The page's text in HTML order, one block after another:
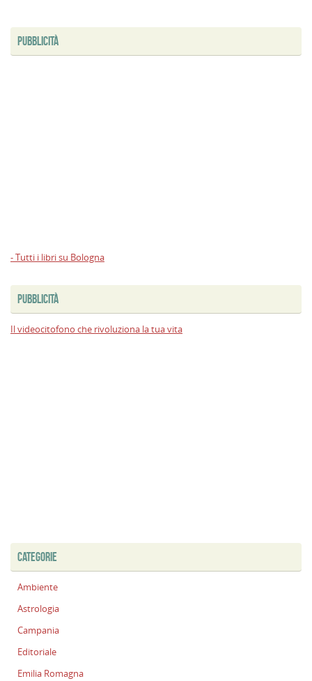
PUBBLICITÀ
- Tutti i libri su Bologna
PUBBLICITÀ
Il videocitofono che rivoluziona la tua vita
CATEGORIE
Ambiente
Astrologia
Campania
Editoriale
Emilia Romagna